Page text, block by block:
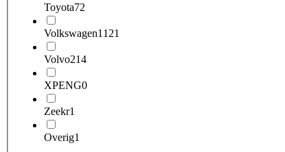
Toyota72
Volkswagen1121
Volvo214
XPENG0
Zeekr1
Overig1